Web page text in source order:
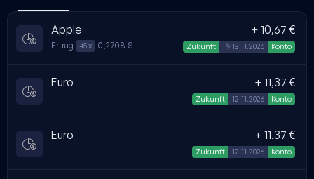
Apple + 10,67 €
Ertrag 45 x 0,2708 $ Zukunft Automatisch
13.11.2026 Konto
Euro + 11,37 €
Zukunft 12.11.2026 Konto
Euro + 11,37 €
Zukunft 12.11.2026 Konto